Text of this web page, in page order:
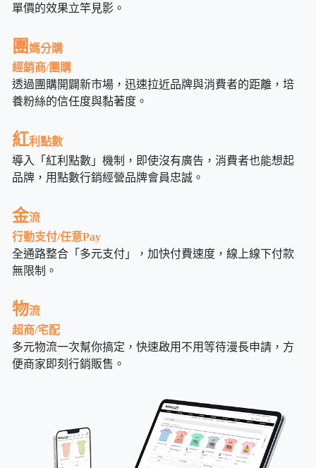
單價的效果立竿見影。
團 媽分購
經銷商/團購
透過團購開闢新市場，迅速拉近品牌與消費者的距離，培
養粉絲的信任度與黏著度。
紅利點數
導入「紅利點數」機制，即使沒有廣告，消費者也能想起
品牌，用點數行銷經營品牌會員忠誠。
金流
行動支付/任意Pay
全通路整合「多元支付」，加快付費速度，線上線下付款
無限制。
物流
超商/宅配
多元物流一次幫你搞定，快速啟用不用等待漫長申請，方
便商家即刻行銷販售。